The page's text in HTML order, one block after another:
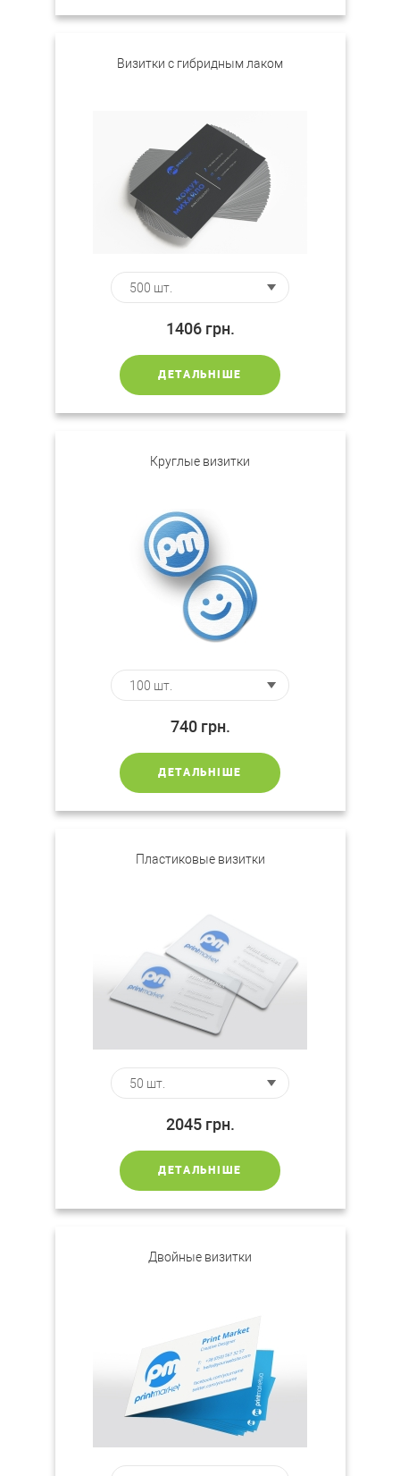
Визитки с гибридным лаком
1406 грн.
ДЕТАЛЬНІШЕ
Круглые визитки
740 грн.
ДЕТАЛЬНІШЕ
Пластиковые визитки
2045 грн.
ДЕТАЛЬНІШЕ
Двойные визитки